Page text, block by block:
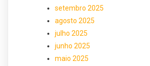
setembro 2025
agosto 2025
julho 2025
junho 2025
maio 2025